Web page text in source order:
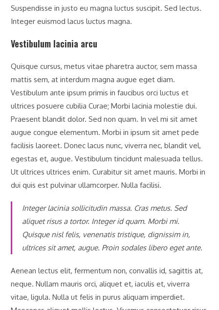
Suspendisse in justo eu magna luctus suscipit. Sed lectus.
Integer euismod lacus luctus magna.
Vestibulum lacinia arcu
Quisque cursus, metus vitae pharetra auctor, sem massa
mattis sem, at interdum magna augue eget diam.
Vestibulum ante ipsum primis in faucibus orci luctus et
ultrices posuere cubilia Curae; Morbi lacinia molestie dui.
Praesent blandit dolor. Sed non quam. In vel mi sit amet
augue congue elementum. Morbi in ipsum sit amet pede
facilisis laoreet. Donec lacus nunc, viverra nec, blandit vel,
egestas et, augue. Vestibulum tincidunt malesuada tellus.
Ut ultrices ultrices enim. Curabitur sit amet mauris. Morbi in
dui quis est pulvinar ullamcorper. Nulla facilisi.
Integer lacinia sollicitudin massa. Cras metus. Sed
aliquet risus a tortor. Integer id quam. Morbi mi.
Quisque nisl felis, venenatis tristique, dignissim in,
ultrices sit amet, augue. Proin sodales libero eget ante.
Aenean lectus elit, fermentum non, convallis id, sagittis at,
neque. Nullam mauris orci, aliquet et, iaculis et, viverra
vitae, ligula. Nulla ut felis in purus aliquam imperdiet.